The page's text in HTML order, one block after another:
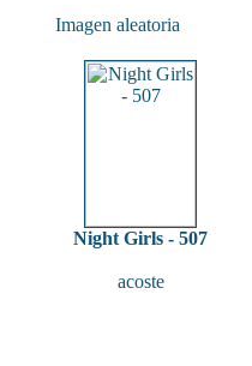
Imagen aleatoria
Night Girls - 507
acoste